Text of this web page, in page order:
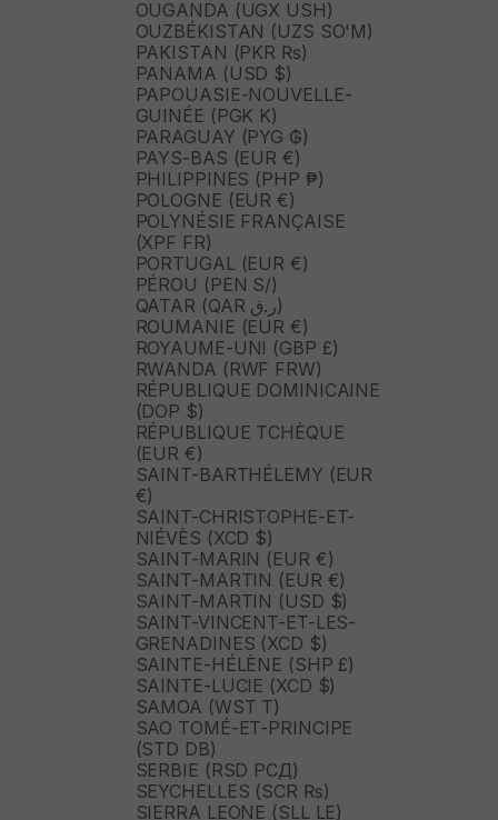
OUGANDA (UGX USH)
OUZBÉKISTAN (UZS SO'M)
PAKISTAN (PKR ₨)
PANAMA (USD $)
PAPOUASIE-NOUVELLE-
GUINÉE (PGK K)
PARAGUAY (PYG ₲)
PAYS-BAS (EUR €)
PHILIPPINES (PHP ₱)
POLOGNE (EUR €)
POLYNÉSIE FRANÇAISE
(XPF FR)
PORTUGAL (EUR €)
PÉROU (PEN S/)
QATAR (QAR ر.ق)
ROUMANIE (EUR €)
ROYAUME-UNI (GBP £)
RWANDA (RWF FRW)
RÉPUBLIQUE DOMINICAINE
(DOP $)
RÉPUBLIQUE TCHÈQUE
(EUR €)
SAINT-BARTHÉLEMY (EUR
€)
SAINT-CHRISTOPHE-ET-
NIÉVÈS (XCD $)
SAINT-MARIN (EUR €)
SAINT-MARTIN (EUR €)
SAINT-MARTIN (USD $)
SAINT-VINCENT-ET-LES-
GRENADINES (XCD $)
SAINTE-HÉLÈNE (SHP £)
SAINTE-LUCIE (XCD $)
SAMOA (WST T)
SAO TOMÉ-ET-PRINCIPE
(STD DB)
SERBIE (RSD РСД)
SEYCHELLES (SCR ₨)
SIERRA LEONE (SLL LE)